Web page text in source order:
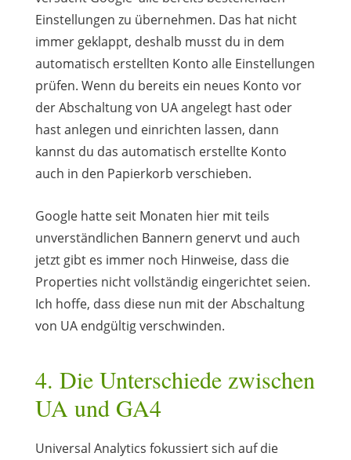
Einstellungen zu übernehmen. Das hat nicht
immer geklappt, deshalb musst du in dem
automatisch erstellten Konto alle Einstellungen
prüfen. Wenn du bereits ein neues Konto vor
der Abschaltung von UA angelegt hast oder
hast anlegen und einrichten lassen, dann
kannst du das automatisch erstellte Konto
auch in den Papierkorb verschieben.
Google hatte seit Monaten hier mit teils
unverständlichen Bannern genervt und auch
jetzt gibt es immer noch Hinweise, dass die
Properties nicht vollständig eingerichtet seien.
Ich hoffe, dass diese nun mit der Abschaltung
von UA endgültig verschwinden.
4. Die Unterschiede zwischen
UA und GA4
Universal Analytics fokussiert sich auf die